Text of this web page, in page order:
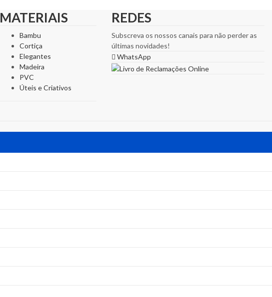
MATERIAIS
Bambu
Cortiça
Elegantes
Madeira
PVC
Úteis e Criativos
REDES
Subscreva os nossos canais para não perder as
últimas novidades!
WhatsApp